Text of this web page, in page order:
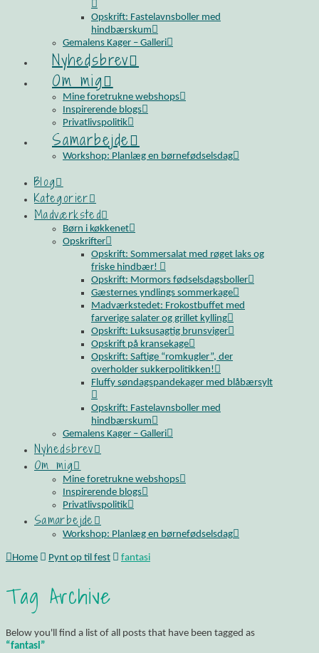
Opskrift: Fastelavnsboller med
hindbærskum
Gemalens Kager – Galleri
Nyhedsbrev
Om mig
Mine foretrukne webshops
Inspirerende blogs
Privatlivspolitik
Samarbejde
Workshop: Planlæg en børnefødselsdag
Blog
Kategorier
Madværksted
Børn i køkkenet
Opskrifter
Opskrift: Sommersalat med røget laks og
friske hindbær!
Opskrift: Mormors fødselsdagsboller
Gæsternes yndlings sommerkage
Madværkstedet: Frokostbuffet med
farverige salater og grillet kylling
Opskrift: Luksusagtig brunsviger
Opskrift på kransekage
Opskrift: Saftige “romkugler”, der
overholder sukkerpolitikken!
Fluffy søndagspandekager med blåbærsylt
Opskrift: Fastelavnsboller med
hindbærskum
Gemalens Kager – Galleri
Nyhedsbrev
Om mig
Mine foretrukne webshops
Inspirerende blogs
Privatlivspolitik
Samarbejde
Workshop: Planlæg en børnefødselsdag
Home Pynt op til fest fantasi
Tag Archive
Below you'll find a list of all posts that have been tagged as
“fantasi”